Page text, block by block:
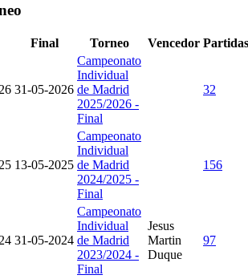
Final Torneo Vencedor Partidas
31-05-2026
Campeonato
Individual
de Madrid
2025/2026 -
Final
32
13-05-2025
Campeonato
Individual
de Madrid
2024/2025 -
Final
156
31-05-2024
Campeonato
Individual
de Madrid
2023/2024 -
Final
Jesus
Martin
Duque
97